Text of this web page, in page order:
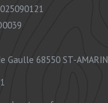
Gaulle 68550 ST-AMARIN